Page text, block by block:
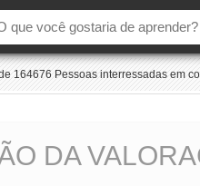
164676 Pessoas interressadas em
DA